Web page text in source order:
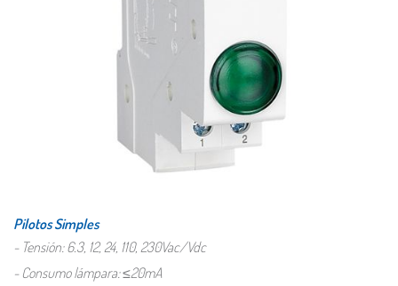
Pilotos Simples
- Tensión: 6.3, 12, 24, 110, 230Vac/Vdc
- Consumo lámpara: ≤20mA